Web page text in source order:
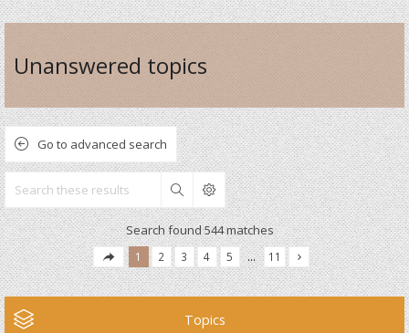
Unanswered topics
Go to advanced search
Search
Search found 544 matches
1 2 3 4 5 … 11
Topics